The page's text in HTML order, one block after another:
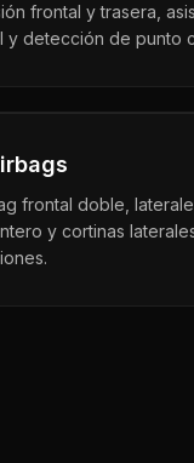
frontal y trasera,
y detección de punto
frontal doble,
y cortinas